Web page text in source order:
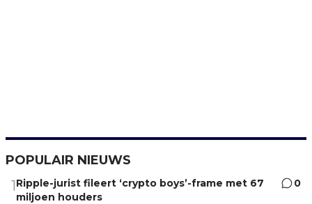
POPULAIR NIEUWS
1Ripple-jurist fileert ‘crypto boys’-frame met 67
miljoen houders
0